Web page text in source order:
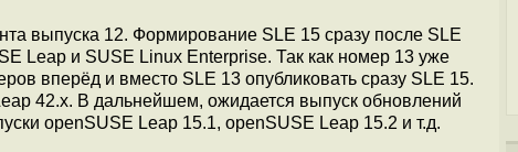
выпуска 12. Формирование SLE 15 сразу после SLE
Leap и SUSE Linux Enterprise. Так как номер 13 уже
вперёд и вместо SLE 13 опубликовать сразу SLE 15.
42.x. В дальнейшем, ожидается выпуск обновлений
openSUSE Leap 15.1, openSUSE Leap 15.2 и т.д.